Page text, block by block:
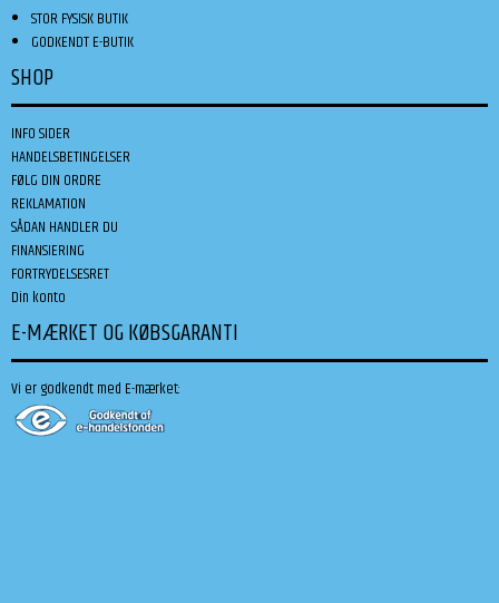
STOR FYSISK BUTIK
GODKENDT E-BUTIK
SHOP
INFO SIDER
HANDELSBETINGELSER
FØLG DIN ORDRE
REKLAMATION
SÅDAN HANDLER DU
FINANSIERING
FORTRYDELSESRET
Din konto
E-MÆRKET OG KØBSGARANTI
Vi er godkendt med E-mærket: